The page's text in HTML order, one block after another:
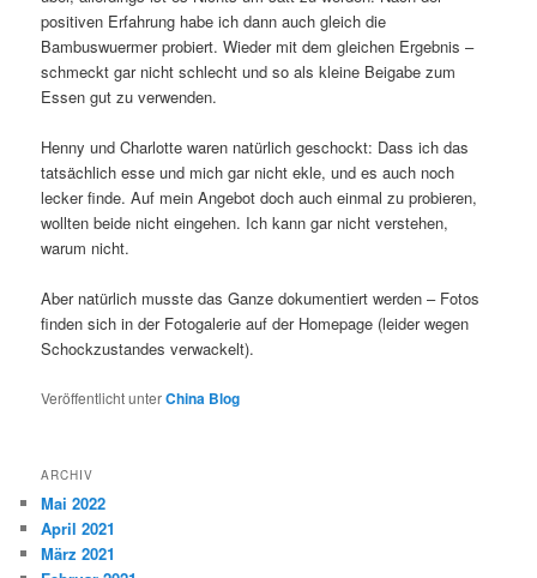
positiven Erfahrung habe ich dann auch gleich die
Bambuswuermer probiert. Wieder mit dem gleichen Ergebnis –
schmeckt gar nicht schlecht und so als kleine Beigabe zum
Essen gut zu verwenden.
Henny und Charlotte waren natürlich geschockt: Dass ich das
tatsächlich esse und mich gar nicht ekle, und es auch noch
lecker finde. Auf mein Angebot doch auch einmal zu probieren,
wollten beide nicht eingehen. Ich kann gar nicht verstehen,
warum nicht.
Aber natürlich musste das Ganze dokumentiert werden – Fotos
finden sich in der Fotogalerie auf der Homepage (leider wegen
Schockzustandes verwackelt).
Veröffentlicht unterChina Blog
ARCHIV
Mai 2022
April 2021
März 2021